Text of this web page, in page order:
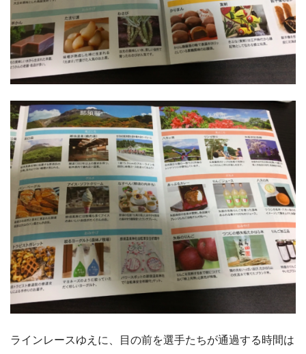
ラインレースゆえに、目の前を選手たちが通過する時間は